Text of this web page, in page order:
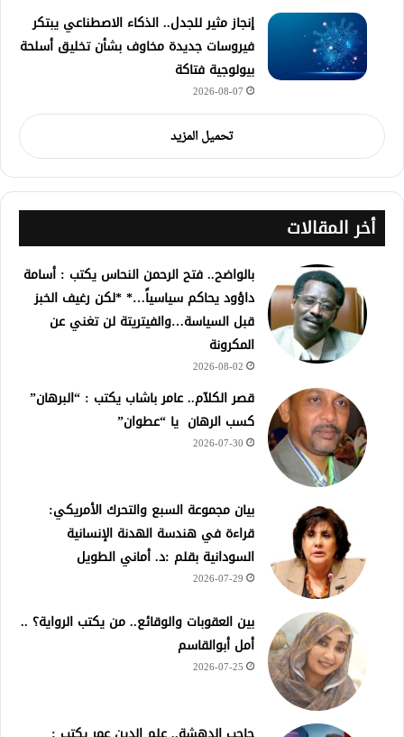
إنجاز مثير للجدل.. الذكاء الاصطناعي يبتكر
فيروسات جديدة مخاوف بشأن تخليق أسلحة
بيولوجية فتاكة
2026-08-07
تحميل المزيد
أخر المقالات
بالواضح.. فتح الرحمن النحاس يكتب : أسامة
داؤود يحاكم سياسياً…* *لكن رغيف الخبز
قبل السياسة…والفيتريتة لن تغني عن
المكرونة
2026-08-02
قصر الكلآم.. عامر باشاب يكتب : “البرهان”
كسب الرهان يا “عطوان”
2026-07-30
بيان مجموعة السبع والتحرك الأمريكي:
قراءة في هندسة الهدنة الإنسانية
السودانية بقلم :د. أماني الطويل
2026-07-29
بين العقوبات والوقائع.. من يكتب الرواية؟ ..
أمل أبوالقاسم
2026-07-25